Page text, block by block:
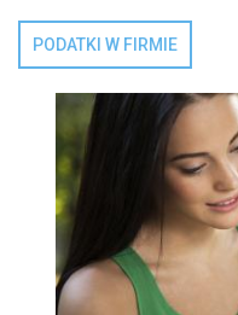
PODATKI W FIRMIE